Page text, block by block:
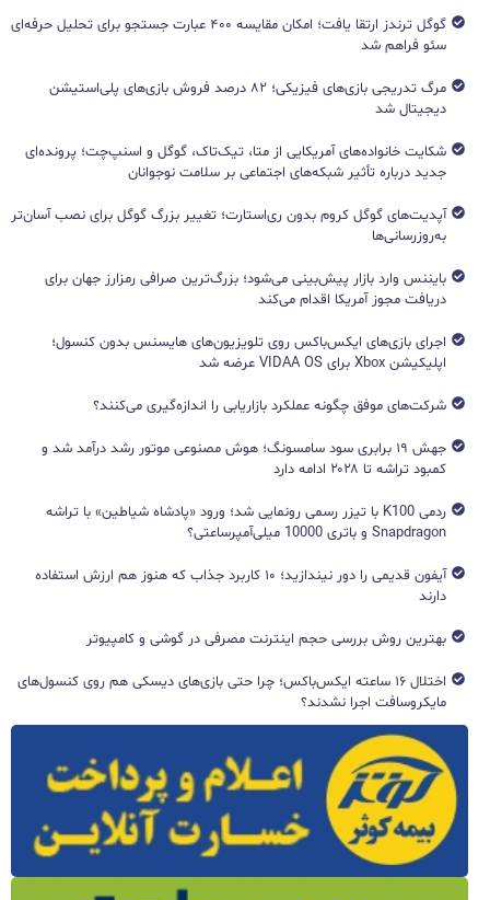
گوگل ترندز ارتقا یافت؛ امکان مقایسه ۴۰۰ عبارت جستجو برای تحلیل حرفه‌ای
سئو فراهم شد
مرگ تدریجی بازی‌های فیزیکی؛ ۸۲ درصد فروش بازی‌های پلی‌استیشن
دیجیتال شد
شکایت خانواده‌های آمریکایی از متا، تیک‌تاک، گوگل و اسنپ‌چت؛ پرونده‌ای
جدید درباره تأثیر شبکه‌های اجتماعی بر سلامت نوجوانان
آپدیت‌های گوگل کروم بدون ری‌استارت؛ تغییر بزرگ گوگل برای نصب آسان‌تر
به‌روزرسانی‌ها
بایننس وارد بازار پیش‌بینی می‌شود؛ بزرگ‌ترین صرافی رمزارز جهان برای
دریافت مجوز آمریکا اقدام می‌کند
اجرای بازی‌های ایکس‌باکس روی تلویزیون‌های هایسنس بدون کنسول؛
اپلیکیشن Xbox برای VIDAA OS عرضه شد
شرکت‌های موفق چگونه عملکرد بازاریابی را اندازه‌گیری می‌کنند؟
جهش ۱۹ برابری سود سامسونگ؛ هوش مصنوعی موتور رشد درآمد شد و
کمبود تراشه تا ۲۰۲۸ ادامه دارد
ردمی K100 با تیزر رسمی رونمایی شد؛ ورود «پادشاه شیاطین» با تراشه
Snapdragon و باتری 10000 میلی‌آمپرساعتی؟
آیفون قدیمی را دور نیندازید؛ ۱۰ کاربرد جذاب که هنوز هم ارزش استفاده
دارند
بهترین روش بررسی حجم اینترنت مصرفی در گوشی و کامپیوتر
اختلال ۱۶ ساعته ایکس‌باکس؛ چرا حتی بازی‌های دیسکی هم روی کنسول‌های
مایکروسافت اجرا نشدند؟